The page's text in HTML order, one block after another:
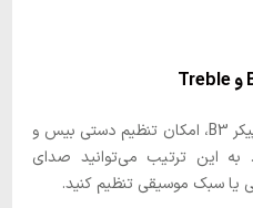
یکی دیگر از قابلیت‌های جذاب اسپیکر B3، امکان تنظیم دستی بیس و
به این ترتیب می‌توانید صدای
سبک موسیقی تنظیم کنید.